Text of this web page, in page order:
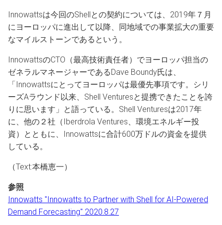
Innowattsは今回のShellとの契約については、2019年７月
にヨーロッパに進出して以降、同地域での事業拡大の重要
なマイルストーンであるという。
InnowattsのCTO（最高技術責任者）でヨーロッパ担当の
ゼネラルマネージャーであるDave Boundy氏は、
「Innowattsにとってヨーロッパは最優先事項です。シリ
ーズAラウンド以来、Shell Venturesと提携できたことを誇
りに思います」と語っている。Shell Venturesは2017年
に、他の２社（Iberdrola Ventures、環境エネルギー投
資）とともに、Innowattsに合計600万ドルの資金を提供
している。
（Text:本橋恵一）
参照
Innowatts "Innowatts to Partner with Shell for AI-Powered
Demand Forecasting" 2020.8.27